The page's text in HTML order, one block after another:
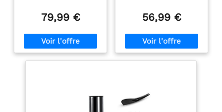
qui vous permettra de
réussir toutes vos
même les plus exigeantes
Hautement polyvalent :
79,99 €
qui vous permettra de
réussir toutes vos
même les plus exigeantes
Son format extrêmement
grâce au marquage malin
Hautement polyvalent :
56,99 €